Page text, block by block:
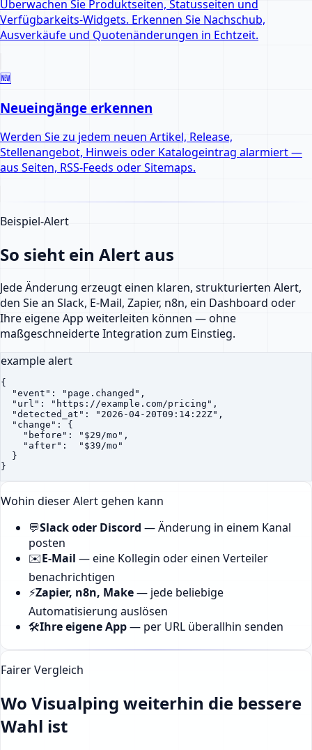
Überwachen Sie Produktseiten, Statusseiten und
Verfügbarkeits-Widgets. Erkennen Sie Nachschub,
Ausverkäufe und Quotenänderungen in Echtzeit.
🆕
Neueingänge erkennen
Werden Sie zu jedem neuen Artikel, Release,
Stellenangebot, Hinweis oder Katalogeintrag alarmiert —
aus Seiten, RSS-Feeds oder Sitemaps.
Beispiel-Alert
So sieht ein Alert aus
Jede Änderung erzeugt einen klaren, strukturierten Alert,
den Sie an Slack, E-Mail, Zapier, n8n, ein Dashboard oder
Ihre eigene App weiterleiten können — ohne
maßgeschneiderte Integration zum Einstieg.
example alert
{
  "event": "page.changed",
  "url": "https://example.com/pricing",
  "detected_at": "2026-04-20T09:14:22Z",
  "change": {
    "before": "$29/mo",
    "after":  "$39/mo"
  }
}
Wohin dieser Alert gehen kann
💬Slack oder Discord —Änderung in einem Kanal
posten
✉️E-Mail —eine Kollegin oder einen Verteiler
benachrichtigen
⚡Zapier, n8n, Make— jede beliebige
Automatisierung auslösen
🛠️Ihre eigene App— per URL überallhin senden
Fairer Vergleich
Wo Visualping weiterhin die bessere
Wahl ist